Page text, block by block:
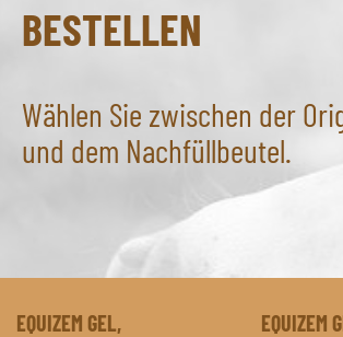
BESTELLEN
Wählen Sie zwischen der
und dem Nachfüllbeutel.
EQUIZEM GEL, EQUIZEM